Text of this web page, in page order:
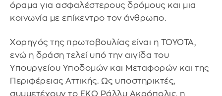
όραμα για ασφαλέστερους δρόμους και μια
κοινωνία με επίκεντρο τον άνθρωπο.
Χορηγός της πρωτοβουλίας είναι η TOYOTA,
ενώ η δράση τελεί υπό την αιγίδα του
Υπουργείου Υποδομών και Μεταφορών και της
Περιφέρειας Αττικής. Ως υποστηρικτές,
συμμετέχουν το ΕΚΟ Ράλλυ Ακρόπολις, η